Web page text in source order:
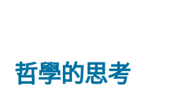
哲學的思考